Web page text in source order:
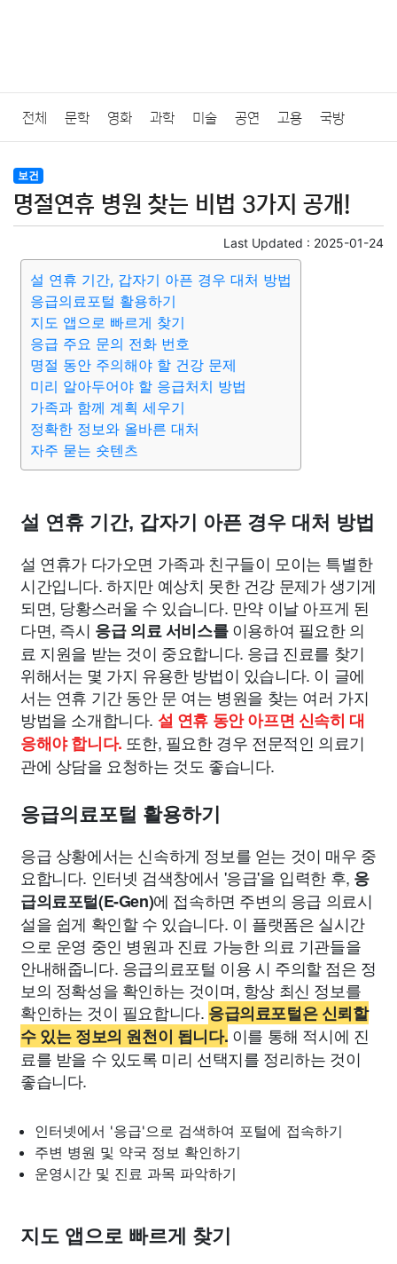
전체 문학 영화 과학 미술 공연 고용 국방
법률
질병 가요 방송 일상 주식 암호화폐 블록체인
결혼 육아 반려동물 패션 미용 증권
요리 상품리뷰 원예 금융
대출 자동차 취미 여행 맛집
종교 사회 정치 건강
부동산 외국어 교육
보건
명절연휴 병원 찾는 비법 3가지 공개!
Last Updated : 2025-01-24
설 연휴 기간, 갑자기 아픈 경우 대처 방법
응급의료포털 활용하기
지도 앱으로 빠르게 찾기
응급 주요 문의 전화 번호
명절 동안 주의해야 할 건강 문제
미리 알아두어야 할 응급처치 방법
가족과 함께 계획 세우기
정확한 정보와 올바른 대처
자주 묻는 숏텐츠
설 연휴 기간, 갑자기 아픈 경우 대처 방법
설 연휴가 다가오면 가족과 친구들이 모이는 특별한
시간입니다. 하지만 예상치 못한 건강 문제가 생기게
되면, 당황스러울 수 있습니다. 만약 이날 아프게 된
다면, 즉시 응급 의료 서비스를이용하여 필요한 의
료 지원을 받는 것이 중요합니다. 응급 진료를 찾기
위해서는 몇 가지 유용한 방법이 있습니다. 이 글에
서는 연휴 기간 동안 문 여는 병원을 찾는 여러 가지
방법을 소개합니다. 설 연휴 동안 아프면 신속히 대
응해야 합니다. 또한, 필요한 경우 전문적인 의료기
관에 상담을 요청하는 것도 좋습니다.
응급의료포털 활용하기
응급 상황에서는 신속하게 정보를 얻는 것이 매우 중
요합니다. 인터넷 검색창에서 '응급'을 입력한 후, 응
급의료포털(E-Gen)에 접속하면 주변의 응급 의료시
설을 쉽게 확인할 수 있습니다. 이 플랫폼은 실시간
으로 운영 중인 병원과 진료 가능한 의료 기관들을
안내해줍니다. 응급의료포털 이용 시 주의할 점은 정
보의 정확성을 확인하는 것이며, 항상 최신 정보를
확인하는 것이 필요합니다. 응급의료포털은 신뢰할
수 있는 정보의 원천이 됩니다. 이를 통해 적시에 진
료를 받을 수 있도록 미리 선택지를 정리하는 것이
좋습니다.
인터넷에서 '응급'으로 검색하여 포털에 접속하기
주변 병원 및 약국 정보 확인하기
운영시간 및 진료 과목 파악하기
지도 앱으로 빠르게 찾기